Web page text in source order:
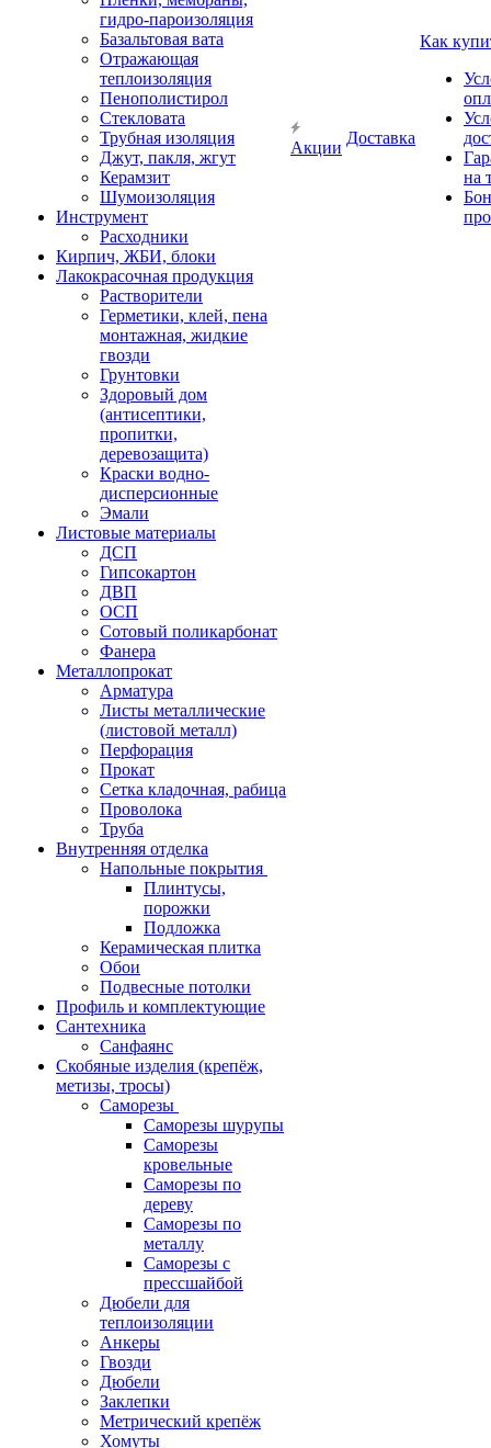
гидро-пароизоляция
Базальтовая вата
Отражающая
теплоизоляция
Пенополистирол
Стекловата
Трубная изоляция
Джут, пакля, жгут
Керамзит
Шумоизоляция
Инструмент
Расходники
Кирпич, ЖБИ, блоки
Лакокрасочная продукция
Растворители
Герметики, клей, пена
монтажная, жидкие
гвозди
Грунтовки
Здоровый дом
(антисептики,
пропитки,
деревозащита)
Краски водно-
дисперсионные
Эмали
Листовые материалы
ДСП
Гипсокартон
ДВП
ОСП
Сотовый поликарбонат
Фанера
Металлопрокат
Арматура
Листы металлические
(листовой металл)
Перфорация
Прокат
Сетка кладочная, рабица
Проволока
Труба
Внутренняя отделка
Напольные покрытия
Плинтусы,
порожки
Подложка
Керамическая плитка
Обои
Подвесные потолки
Профиль и комплектующие
Сантехника
Санфаянс
Скобяные изделия (крепёж,
метизы, тросы)
Саморезы
Саморезы шурупы
Саморезы
кровельные
Саморезы по
дереву
Саморезы по
металлу
Саморезы с
прессшайбой
Дюбели для
теплоизоляции
Анкеры
Гвозди
Дюбели
Заклепки
Метрический крепёж
Хомуты
Акции
Доставка
Как
на